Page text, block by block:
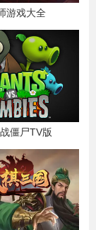
游戏大全
僵尸TV版